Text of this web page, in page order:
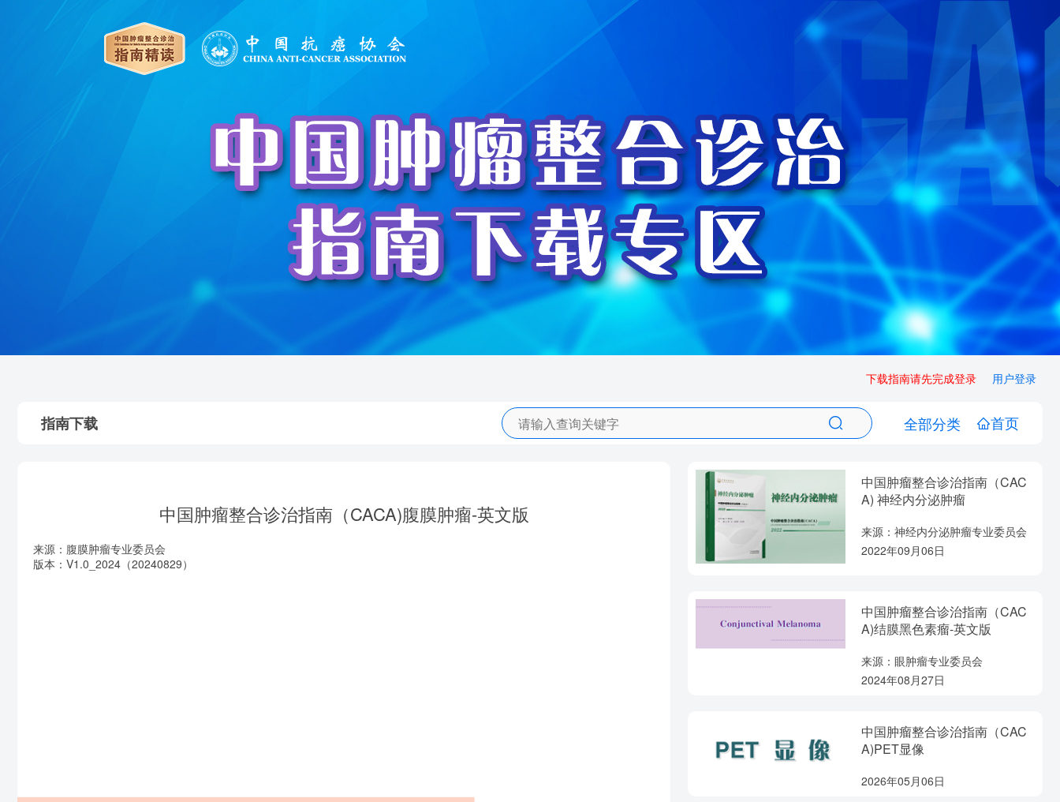
下载指南请先完成登录 用户登录
指南下载 全部分类 首页
中国肿瘤整合诊治指南（CACA)腹膜肿瘤-英文版
来源：腹膜肿瘤专业委员会
版本：V1.0_2024（20240829）
中国肿瘤整合诊治指南（CAC
A) 神经内分泌肿瘤
来源：神经内分泌肿瘤专业委员会
2022年09月06日
中国肿瘤整合诊治指南（CAC
A)结膜黑色素瘤-英文版
来源：眼肿瘤专业委员会
2024年08月27日
中国肿瘤整合诊治指南（CAC
A)PET显像
2026年05月06日